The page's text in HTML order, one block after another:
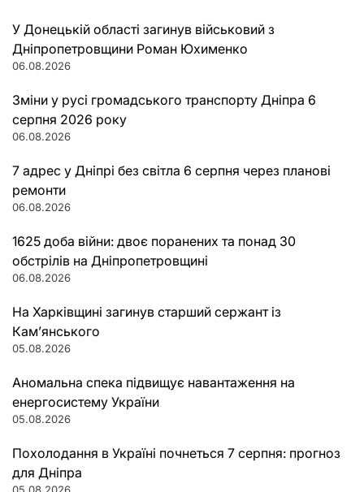
У Донецькій області загинув військовий з
Дніпропетровщини Роман Юхименко
06.08.2026
Зміни у русі громадського транспорту Дніпра 6
серпня 2026 року
06.08.2026
7 адрес у Дніпрі без світла 6 серпня через планові
ремонти
06.08.2026
1625 доба війни: двоє поранених та понад 30
обстрілів на Дніпропетровщині
06.08.2026
На Харківщині загинув старший сержант із
Кам’янського
05.08.2026
Аномальна спека підвищує навантаження на
енергосистему України
05.08.2026
Похолодання в Україні почнеться 7 серпня: прогноз
для Дніпра